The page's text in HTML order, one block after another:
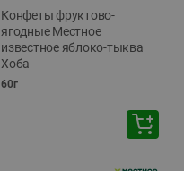
Конфеты фруктово-
ягодные Местное
известное яблоко-тыква
Хоба
60г